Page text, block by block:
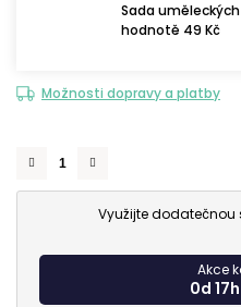
Sada
hodnotě 49 Kč
Možnosti dopravy a platby
Využijte dodatečnou
Akce
0d